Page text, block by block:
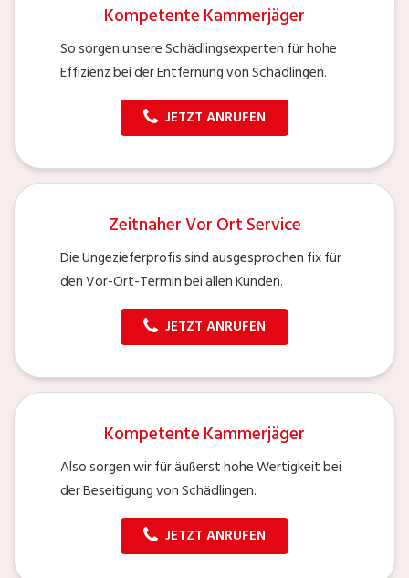
Kompetente Kammerjäger
So sorgen unsere Schädlingsexperten für hohe
Effizienz bei der Entfernung von Schädlingen.
JETZT ANRUFEN
Zeitnaher Vor Ort Service
Die Ungezieferprofis sind ausgesprochen fix für
den Vor-Ort-Termin bei allen Kunden.
JETZT ANRUFEN
Kompetente Kammerjäger
Also sorgen wir für äußerst hohe Wertigkeit bei
der Beseitigung von Schädlingen.
JETZT ANRUFEN